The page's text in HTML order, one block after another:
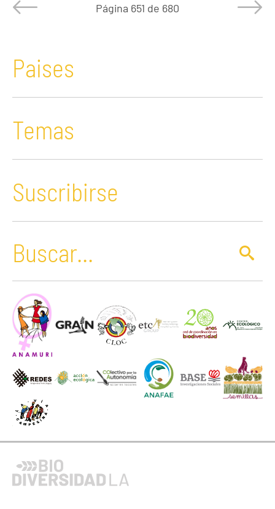
Página 651 de 680
Paises
Temas
Suscribirse